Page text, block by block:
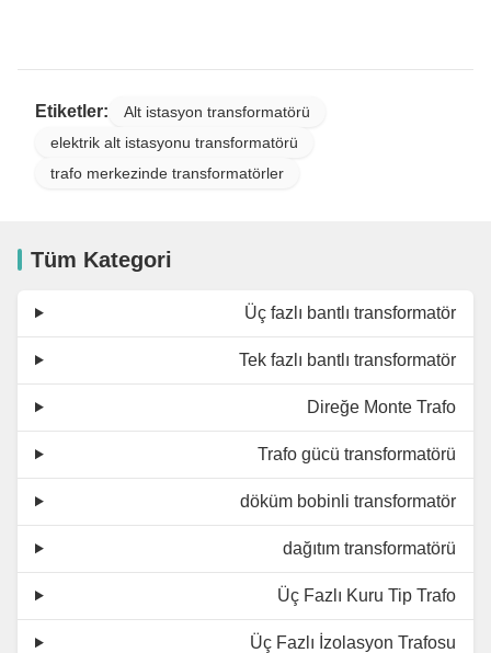
Etiketler:
Alt istasyon transformatörü
elektrik alt istasyonu transformatörü
trafo merkezinde transformatörler
Tüm Kategori
Üç fazlı bantlı transformatör
Tek fazlı bantlı transformatör
Direğe Monte Trafo
Trafo gücü transformatörü
döküm bobinli transformatör
dağıtım transformatörü
Üç Fazlı Kuru Tip Trafo
Üç Fazlı İzolasyon Trafosu